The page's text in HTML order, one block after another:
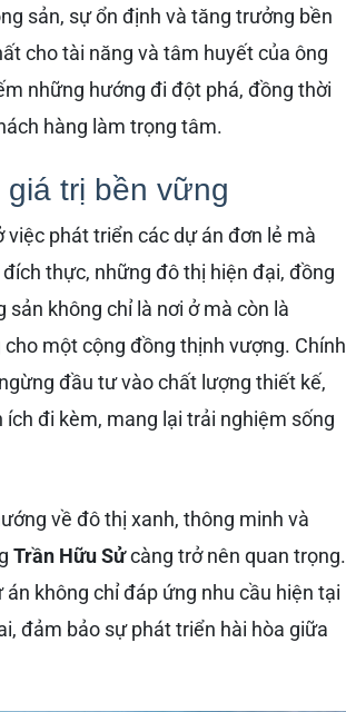
sản, sự ổn định và tăng trưởng bền
cho tài năng và tâm huyết của ông
những hướng đi đột phá, đồng thời
hàng làm trọng tâm.
trị bền vững
phát triển các dự án đơn lẻ mà
thực, những đô thị hiện đại, đồng
sản không chỉ là nơi ở mà còn là
một cộng đồng thịnh vượng. Chính
đầu tư vào chất lượng thiết kế,
đi kèm, mang lại trải nghiệm sống
về đô thị xanh, thông minh và
Trần Hữu Sửcàng trở nên quan trọng.
không chỉ đáp ứng nhu cầu hiện tại
đảm bảo sự phát triển hài hòa giữa